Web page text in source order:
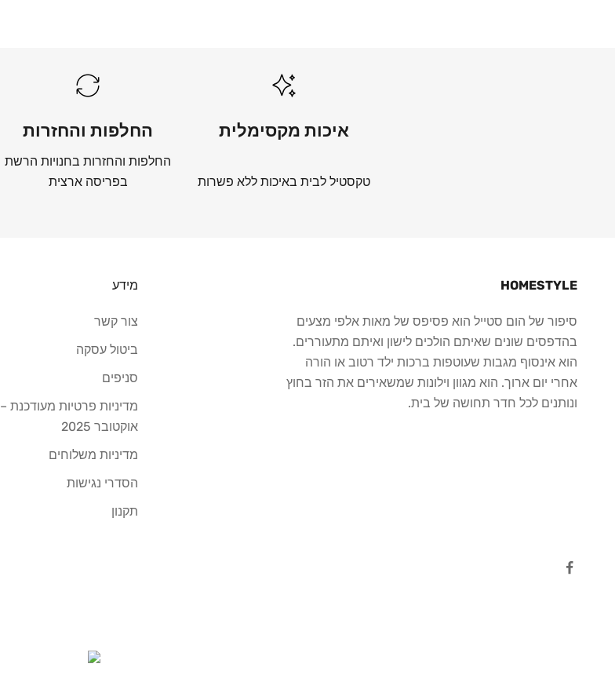
איכות מקסימלית
טקסטיל לבית באיכות ללא פשרות
החלפות והחזרות
החלפות והחזרות בחנויות הרשת
בפריסה ארצית
HOMESTYLE
סיפור של הום סטייל הוא פסיפס של מאות אלפי מצעים
בהדפסים שונים שאיתם הולכים לישון ואיתם מתעוררים.
הוא אינסוף מגבות שעוטפות ברכות ילד רטוב או הורה
אחרי יום ארוך. הוא מגוון וילונות שמשאירים את הזר בחוץ
ונותנים לכל חדר תחושה של בית.
מידע
צור קשר
ביטול עסקה
סניפים
מדיניות פרטיות מעודכנת –
אוקטובר 2025
מדיניות משלוחים
הסדרי נגישות
תקנון